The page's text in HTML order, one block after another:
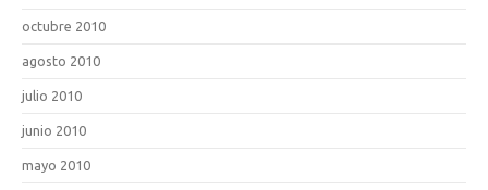
octubre 2010
agosto 2010
julio 2010
junio 2010
mayo 2010